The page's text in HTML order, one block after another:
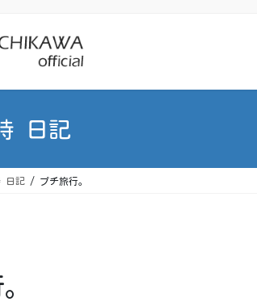
日記
日記 プチ旅行。